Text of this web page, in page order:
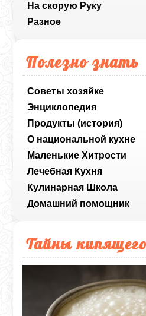
На скорую Руку
Разное
Полезно знать
Советы хозяйке
Энциклопедия
Продукты (история)
О национальной кухне
Маленькие Хитрости
Лечебная Кухня
Кулинарная Школа
Домашний помощник
Тайны